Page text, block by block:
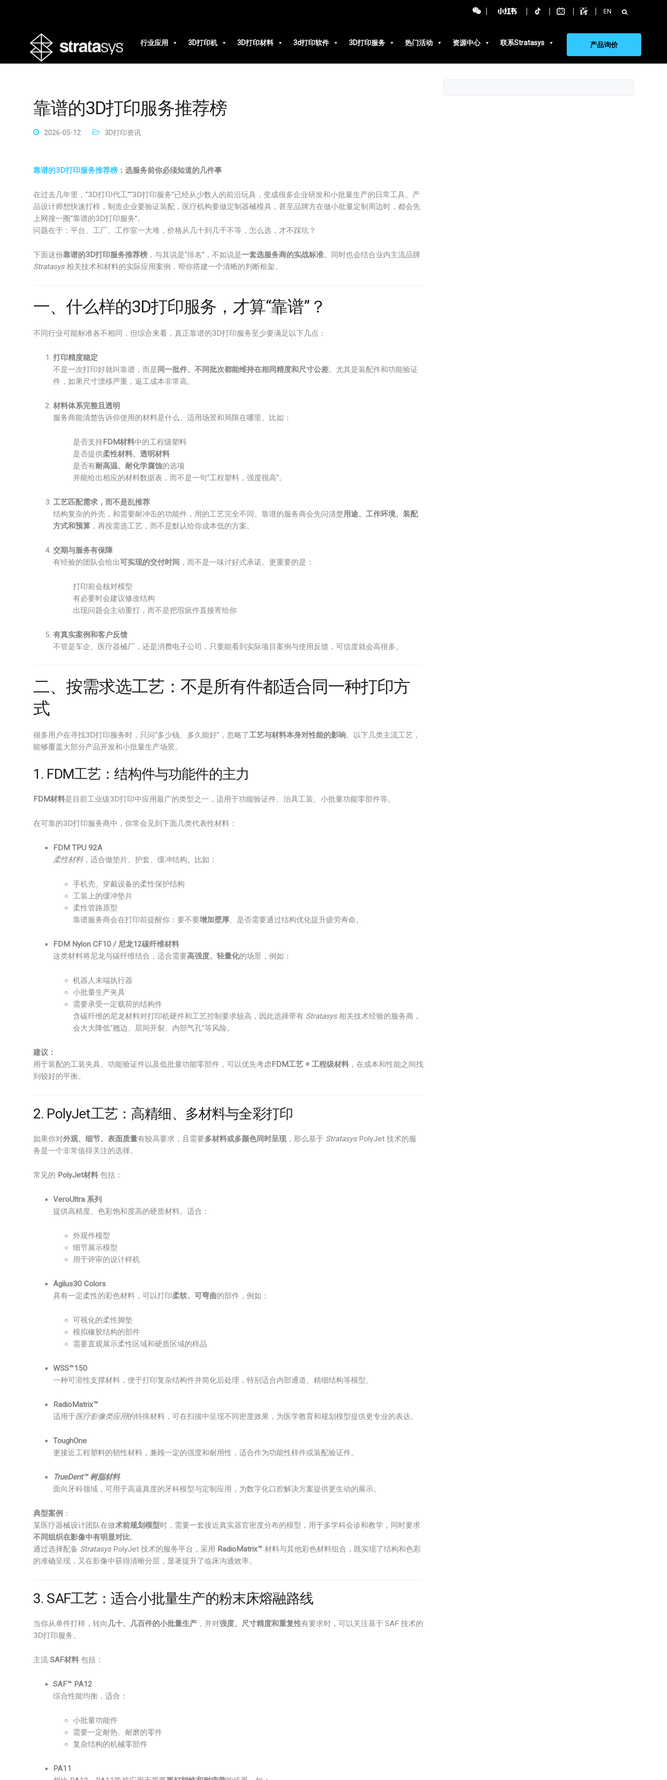
EN 搜
索：
行业应用
3D打印机 3D打印材料 3d打印软件 3D打印服务 热门活动 资源中心 联系Stratasys 产品询价
靠谱的3D打印服务推荐榜
2026-05-12 3D打印资讯
靠谱的3D打印服务推荐榜 ：选服务前你必须知道的几件事
在过去几年里，“3D打印代工”“3D打印服务”已经从少数人的前沿玩具，变成很多企业研发和小批量生产的日常工具。产
品设计师想快速打样，制造企业要验证装配，医疗机构要做定制器械模具，甚至品牌方在做小批量定制周边时，都会先
上网搜一圈“靠谱的3D打印服务”。
问题在于：平台、工厂、工作室一大堆，价格从几十到几千不等，怎么选，才不踩坑？
下面这份靠谱的3D打印服务推荐榜 ，与其说是“排名”，不如说是一套选服务商的实战标准。同时也会结合业内主流品牌
Stratasys相关技术和材料的实际应用案例，帮你搭建一个清晰的判断框架。
一、什么样的3D打印服务，才算“靠谱”？
不同行业可能标准各不相同，但综合来看，真正靠谱的3D打印服务至少要满足以下几点：
打印精度稳定
不是一次打印好就叫靠谱，而是 同一批件、不同批次都能维持在相同精度和尺寸公差。尤其是装配件和功能验证
件，如果尺寸漂移严重，返工成本非常高。
材料体系完整且透明
服务商能清楚告诉你使用的材料是什么、适用场景和局限在哪里。比如：
是否支持FDM材料中的工程级塑料
是否提供柔性材料、透明材料
是否有耐高温、耐化学腐蚀的选项
并能给出相应的材料数据表，而不是一句“工程塑料，强度很高”。
工艺匹配需求，而不是乱推荐
结构复杂的外壳，和需要耐冲击的功能件，用的工艺完全不同。靠谱的服务商会先问清楚用途、工作环境、装配
方式和预算 ，再按需选工艺，而不是默认给你成本低的方案。
交期与服务有保障
有经验的团队会给出可实现的交付时间 ，而不是一味讨好式承诺。更重要的是：
打印前会核对模型
有必要时会建议修改结构
出现问题会主动重打，而不是把瑕疵件直接寄给你
有真实案例和客户反馈
不管是车企、医疗器械厂，还是消费电子公司，只要能看到实际项目案例与使用反馈，可信度就会高很多。
二、按需求选工艺：不是所有件都适合同一种打印方
式
很多用户在寻找3D打印服务时，只问“多少钱、多久能好”，忽略了工艺与材料本身对性能的影响。以下几类主流工艺，
能够覆盖大部分产品开发和小批量生产场景。
1. FDM工艺：结构件与功能件的主力
FDM材料是目前工业级3D打印中应用最广的类型之一，适用于功能验证件、治具工装、小批量功能零部件等。
在可靠的3D打印服务商中，你常会见到下面几类代表性材料：
FDM TPU 92A
柔性材料，适合做垫片、护套、缓冲结构。比如：
手机壳、穿戴设备的柔性保护结构
工装上的缓冲垫片
柔性管路原型
靠谱服务商会在打印前提醒你：要不要增加壁厚、是否需要通过结构优化提升疲劳寿命。
FDM Nylon CF10 / 尼龙12碳纤维材料
这类材料将尼龙与碳纤维结合，适合需要高强度、轻量化的场景，例如：
机器人末端执行器
小批量生产夹具
需要承受一定载荷的结构件
含碳纤维的尼龙材料对打印机硬件和工艺控制要求较高，因此选择带有 Stratasys相关技术经验的服务商，
会大大降低“翘边、层间开裂、内部气孔”等风险。
建议：
用于装配的工装夹具、功能验证件以及低批量功能零部件，可以优先考虑FDM工艺 + 工程级材料 ，在成本和性能之间找
到较好的平衡。
2. PolyJet工艺：高精细、多材料与全彩打印
如果你对外观、细节、表面质量有较高要求，且需要多材料或多颜色同时呈现，那么基于 StratasysPolyJet 技术的服
务是一个非常值得关注的选择。
常见的 PolyJet材料 包括：
VeroUltra 系列
提供高精度、色彩饱和度高的硬质材料。适合：
外观件模型
细节展示模型
用于评审的设计样机
Agilus30 Colors
具有一定柔性的彩色材料，可以打印柔软、可弯曲的部件，例如：
可视化的柔性脚垫
模拟橡胶结构的部件
需要直观展示柔性区域和硬质区域的样品
WSS™150
一种可溶性支撑材料，便于打印复杂结构件并简化后处理，特别适合内部通道、精细结构等模型。
RadioMatrix™
适用于医疗影像类应用的特殊材料，可在扫描中呈现不同密度效果，为医学教育和规划模型提供更专业的表达。
ToughOne
更接近工程塑料的韧性材料，兼顾一定的强度和耐用性，适合作为功能性样件或装配验证件。
TrueDent™ 树脂材料
面向牙科领域，可用于高逼真度的牙科模型与定制应用，为数字化口腔解决方案提供更生动的展示。
典型案例 ：
某医疗器械设计团队在做术前规划模型时，需要一套接近真实器官密度分布的模型，用于多学科会诊和教学，同时要求
不同组织在影像中有明显对比。
通过选择配备 StratasysPolyJet 技术的服务平台，采用 RadioMatrix™ 材料与其他彩色材料组合，既实现了结构和色彩
的准确呈现，又在影像中获得清晰分层，显著提升了临床沟通效率。
3. SAF工艺：适合小批量生产的粉末床熔融路线
当你从单件打样，转向 几十、几百件的小批量生产 ，并对强度、尺寸精度和重复性有要求时，可以关注基于 SAF 技术的
3D打印服务。
主流 SAF材料 包括：
SAF™ PA12
综合性能均衡，适合：
小批量功能件
需要一定耐热、耐磨的零件
复杂结构的机械零部件
PA11